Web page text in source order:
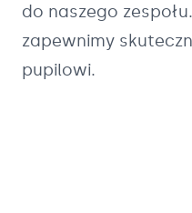
do naszego
zapewnimy
pupilowi.